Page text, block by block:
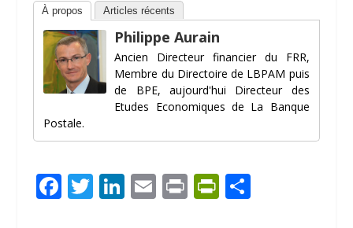
À propos Articles récents
Philippe Aurain
Ancien Directeur financier du FRR,
Membre du Directoire de LBPAM puis
de BPE, aujourd'hui Directeur des
Etudes Economiques de La Banque
Postale.
F T Li E Pr Pr